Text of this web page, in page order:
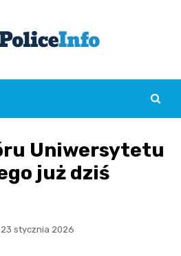
Uniwersytetu
już dziś
23 stycznia 2026